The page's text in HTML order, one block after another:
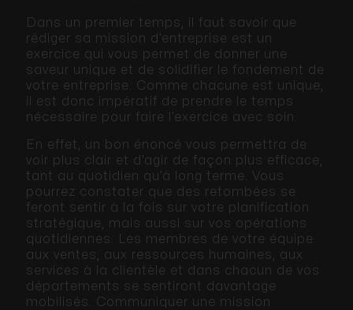
Dans un premier temps, il faut savoir que
rédiger sa mission d’entreprise est un
exercice qui vous permet de donner une
saveur unique et de solidifier le fondement de
votre entreprise. Comme chacune est unique,
il est donc impératif de prendre le temps
nécessaire pour faire l’exercice avec soin.
En effet, un bon énoncé vous permettra de
voir plus clair et d’agir de façon plus efficace,
tant au quotidien qu’à long terme. Vous
pourrez constater que des retombées se
feront sentir à la fois sur votre planification
stratégique, mais aussi sur vos opérations
quotidiennes. Les membres de votre équipe
aux ventes, aux ressources humaines, aux
services à la clientèle et dans chacun de vos
départements se sentiront davantage
mobilisés. Communiquer une mission